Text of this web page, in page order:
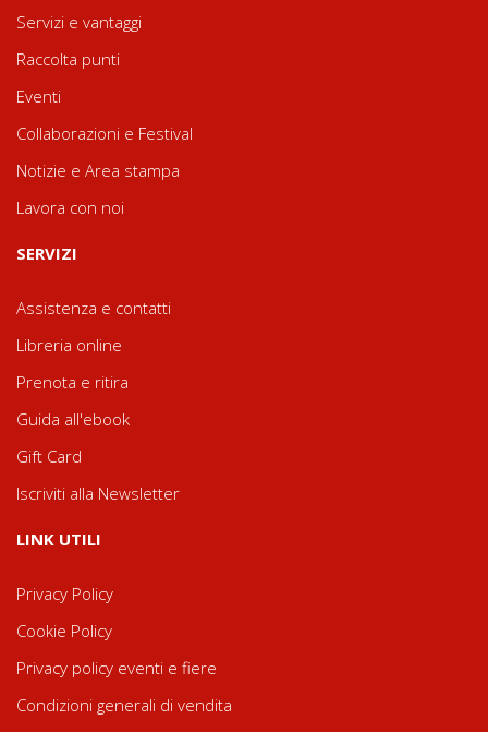
Servizi e vantaggi
Raccolta punti
Eventi
Collaborazioni e Festival
Notizie e Area stampa
Lavora con noi
SERVIZI
Assistenza e contatti
Libreria online
Prenota e ritira
Guida all'ebook
Gift Card
Iscriviti alla Newsletter
LINK UTILI
Privacy Policy
Cookie Policy
Privacy policy eventi e fiere
Condizioni generali di vendita